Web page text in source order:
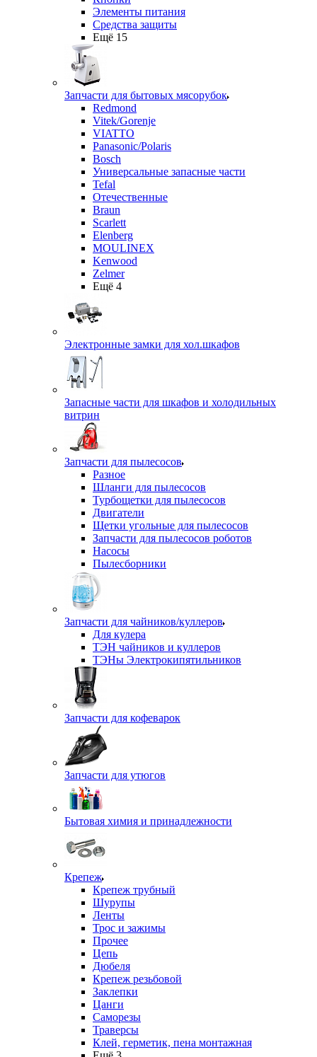
Элементы питания
Средства защиты
Ещё 15
Запчасти для бытовых мясорубок
Redmond
Vitek/Gorenje
VIATTO
Panasonic/Polaris
Bosch
Универсальные запасные части
Tefal
Отечественные
Braun
Scarlett
Elenberg
MOULINEX
Kenwood
Zelmer
Ещё 4
Электронные замки для хол.шкафов
Запасные части для шкафов и холодильных
витрин
Запчасти для пылесосов
Разное
Шланги для пылесосов
Турбощетки для пылесосов
Двигатели
Щетки угольные для пылесосов
Запчасти для пылесосов роботов
Насосы
Пылесборники
Запчасти для чайников/куллеров
Для кулера
ТЭН чайников и куллеров
ТЭНы Электрокипятильников
Запчасти для кофеварок
Запчасти для утюгов
Бытовая химия и принадлежности
Крепеж
Крепеж трубный
Шурупы
Ленты
Трос и зажимы
Прочее
Цепь
Дюбеля
Крепеж резьбовой
Заклепки
Цанги
Саморезы
Траверсы
Клей, герметик, пена монтажная